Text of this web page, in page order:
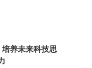
养未来科技思